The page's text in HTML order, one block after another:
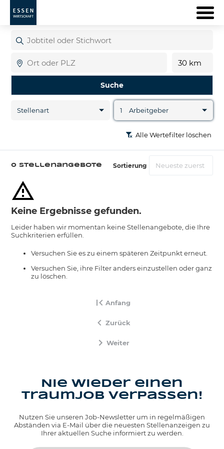
oder
Stichwort
Suche
Stellenart 1 Arbeitgeber
Alle Wertefilter löschen
0 Stellenangebote Sortierung
Keine Ergebnisse gefunden.
Leider haben wir momentan keine Stellenangebote, die Ihre
Suchkriterien erfüllen.
Versuchen Sie es zu einem späteren Zeitpunkt erneut.
Versuchen Sie, ihre Filter anders einzustellen oder ganz
zu löschen.
Anfang
Zurück
Weiter
Nie wieder einen
Traumjob verpassen!
Nutzen Sie unseren Job-Newsletter um in regelmäßigen
Abständen via E-Mail über die neuesten Stellenanzeigen zu
Ihrer aktuellen Suche informiert zu werden.